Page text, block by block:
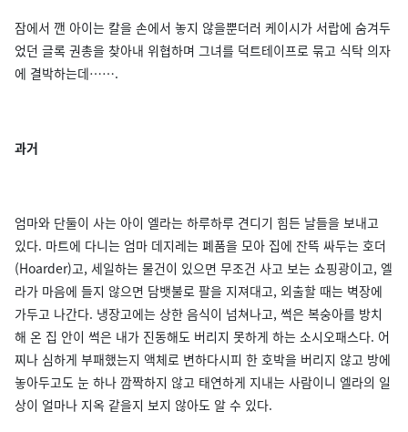
잠에서 깬 아이는 칼을 손에서 놓지 않을뿐더러 케이시가 서랍에 숨겨두
었던 글록 권총을 찾아내 위협하며 그녀를 덕트테이프로 묶고 식탁 의자
에 결박하는데…….
과거
엄마와 단둘이 사는 아이 엘라는 하루하루 견디기 힘든 날들을 보내고
있다. 마트에 다니는 엄마 데지레는 폐품을 모아 집에 잔뜩 싸두는 호더
(Hoarder)고, 세일하는 물건이 있으면 무조건 사고 보는 쇼핑광이고, 엘
라가 마음에 들지 않으면 담뱃불로 팔을 지져대고, 외출할 때는 벽장에
가두고 나간다. 냉장고에는 상한 음식이 넘쳐나고, 썩은 복숭아를 방치
해 온 집 안이 썩은 내가 진동해도 버리지 못하게 하는 소시오패스다. 어
찌나 심하게 부패했는지 액체로 변하다시피 한 호박을 버리지 않고 방에
놓아두고도 눈 하나 깜짝하지 않고 태연하게 지내는 사람이니 엘라의 일
상이 얼마나 지옥 같을지 보지 않아도 알 수 있다.